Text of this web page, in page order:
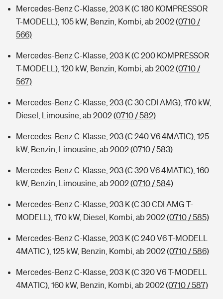
Mercedes-Benz C-Klasse, 203 K (C 180 KOMPRESSOR
T-MODELL), 105 kW, Benzin, Kombi, ab 2002(0710 /
566)
Mercedes-Benz C-Klasse, 203 K (C 200 KOMPRESSOR
T-MODELL), 120 kW, Benzin, Kombi, ab 2002(0710 /
567)
Mercedes-Benz C-Klasse, 203 (C 30 CDI AMG), 170 kW,
Diesel, Limousine, ab 2002(0710 / 582)
Mercedes-Benz C-Klasse, 203 (C 240 V6 4MATIC), 125
kW, Benzin, Limousine, ab 2002(0710 / 583)
Mercedes-Benz C-Klasse, 203 (C 320 V6 4MATIC), 160
kW, Benzin, Limousine, ab 2002(0710 / 584)
Mercedes-Benz C-Klasse, 203 K (C 30 CDI AMG T-
MODELL), 170 kW, Diesel, Kombi, ab 2002(0710 / 585)
Mercedes-Benz C-Klasse, 203 K (C 240 V6 T-MODELL
4MATIC ), 125 kW, Benzin, Kombi, ab 2002(0710 / 586)
Mercedes-Benz C-Klasse, 203 K (C 320 V6 T-MODELL
4MATIC), 160 kW, Benzin, Kombi, ab 2002(0710 / 587)